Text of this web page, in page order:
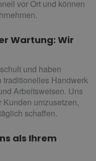
vor Ort und können
Wartung: Wir
und haben
traditionelles Handwerk
Arbeitsweisen. Uns
umzusetzen,
schaffen.
als Ihrem